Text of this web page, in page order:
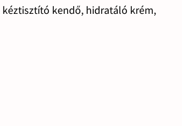
kéztisztító kendő, hidratáló krém,